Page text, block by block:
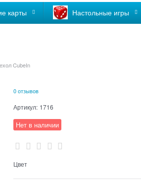
карты Настольные игры
CubeIn
0 отзывов
Артикул: 1716
Нет в наличии
Цвет